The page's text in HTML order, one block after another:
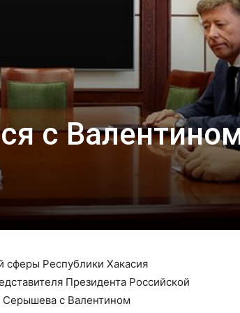
с
сферы Республики Хакасия
Президента Российской
с Валентином